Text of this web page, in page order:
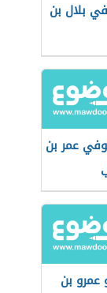
بلال بن
عمر بن
بن